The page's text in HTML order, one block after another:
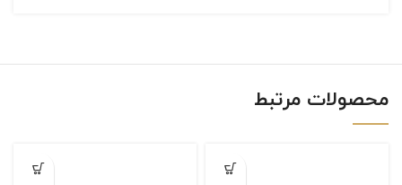
محصولات مرتبط